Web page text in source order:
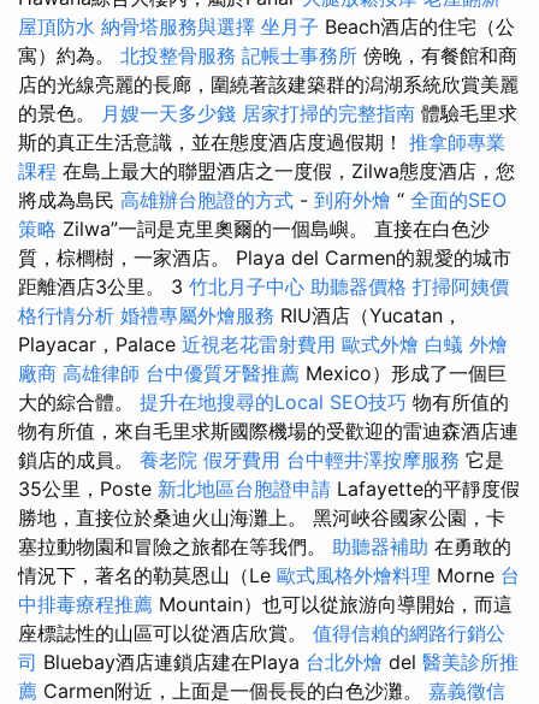
屋頂防水 納骨塔服務與選擇 坐月子 Beach酒店的住宅（公
寓）約為。 北投整骨服務 記帳士事務所 傍晚，有餐館和商
店的光線亮麗的長廊，圍繞著該建築群的潟湖系統欣賞美麗
的景色。
月嫂一天多少錢 居家打掃的完整指南 體驗毛里求
斯的真正生活意識，並在態度酒店度過假期！ 推拿師專業
課程 在島上最大的聯盟酒店之一度假，Zilwa態度酒店，您
將成為島民 高雄辦台胞證的方式 - 到府外燴 “ 全面的SEO
策略 Zilwa”一詞是克里奧爾的一個島嶼。 直接在白色沙
質，棕櫚樹，一家酒店。 Playa del Carmen的親愛的城市
距離酒店3公里。 3 竹北月子中心 助聽器價格 打掃阿姨價
格行情分析 婚禮專屬外燴服務 RIU酒店（Yucatan，
Playacar，Palace 近視老花雷射費用 歐式外燴 白蟻 外燴
廠商 高雄律師 台中優質牙醫推薦 Mexico）形成了一個巨
大的綜合體。 提升在地搜尋的Local SEO技巧 物有所值的
物有所值，來自毛里求斯國際機場的受歡迎的雷迪森酒店連
鎖店的成員。 養老院 假牙費用 台中輕井澤按摩服務 它是
35公里，Poste 新北地區台胞證申請 Lafayette的平靜度假
勝地，直接位於桑迪火山海灘上。 黑河峽谷國家公園，卡
塞拉動物園和冒險之旅都在等我們。 助聽器補助 在勇敢的
情況下，著名的勒莫恩山（Le 歐式風格外燴料理 Morne 台
中排毒療程推薦 Mountain）也可以從旅游向導開始，而這
座標誌性的山區可以從酒店欣賞。 值得信賴的網路行銷公
司 Bluebay酒店連鎖店建在Playa 台北外燴 del 醫美診所推
薦 Carmen附近，上面是一個長長的白色沙灘。 嘉義徵信